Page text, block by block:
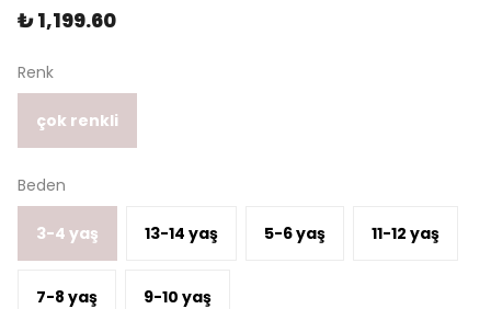
₺ 1,199.60
Renk
çok renkli
Beden
3-4 yaş 13-14 yaş 5-6 yaş 11-12 yaş
7-8 yaş 9-10 yaş